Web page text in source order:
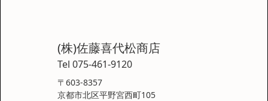
(株)佐藤喜代松商店
Tel 075-461-9120
〒603-8357
京都市北区平野宮西町105